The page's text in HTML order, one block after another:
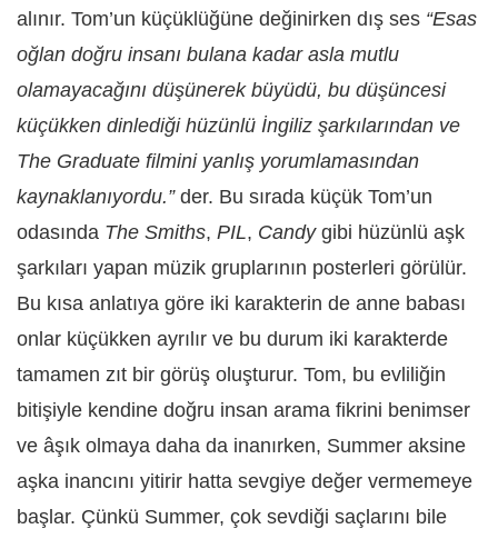
alınır. Tom’un küçüklüğüne değinirken dış ses “Esas
oğlan doğru insanı bulana kadar asla mutlu
olamayacağını düşünerek büyüdü, bu düşüncesi
küçükken dinlediği hüzünlü İngiliz şarkılarından ve
The Graduate filmini yanlış yorumlamasından
kaynaklanıyordu.”der. Bu sırada küçük Tom’un
odasında The Smiths, PIL, Candygibi hüzünlü aşk
şarkıları yapan müzik gruplarının posterleri görülür.
Bu kısa anlatıya göre iki karakterin de anne babası
onlar küçükken ayrılır ve bu durum iki karakterde
tamamen zıt bir görüş oluşturur. Tom, bu evliliğin
bitişiyle kendine doğru insan arama fikrini benimser
ve âşık olmaya daha da inanırken, Summer aksine
aşka inancını yitirir hatta sevgiye değer vermemeye
başlar. Çünkü Summer, çok sevdiği saçlarını bile